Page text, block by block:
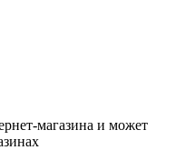
магазина и может